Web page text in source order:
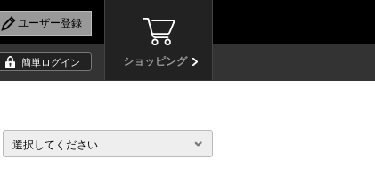
ショッピング
簡単ログイン
選択してください